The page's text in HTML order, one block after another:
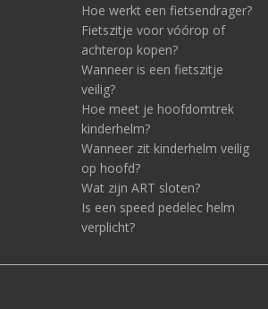
Hoe werkt een fietsendrager?
Fietszitje voor vóórop of
achterop kopen?
Wanneer is een fietszitje
veilig?
Hoe meet je hoofdomtrek
kinderhelm?
Wanneer zit kinderhelm veilig
op hoofd?
Wat zijn ART sloten?
Is een speed pedelec helm
verplicht?